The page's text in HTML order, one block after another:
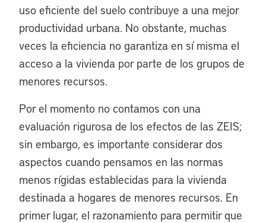
uso eficiente del suelo contribuye a una mejor
productividad urbana. No obstante, muchas
veces la eficiencia no garantiza en sí misma el
acceso a la vivienda por parte de los grupos de
menores recursos.
Por el momento no contamos con una
evaluación rigurosa de los efectos de las ZEIS;
sin embargo, es importante considerar dos
aspectos cuando pensamos en las normas
menos rígidas establecidas para la vivienda
destinada a hogares de menores recursos. En
primer lugar, el razonamiento para permitir que